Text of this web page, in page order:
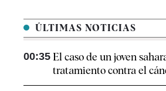
ÚLTIMAS NOTICIAS
00:35 El caso de un joven
tratamiento contra el